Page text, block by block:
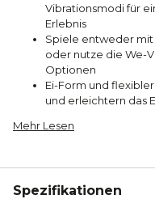
Vibrationsmodi für
Erlebnis
Spiele entweder mit
oder nutze die We-
Optionen
Ei-Form und
und erleichtern das
Mehr Lesen
Spezifikationen